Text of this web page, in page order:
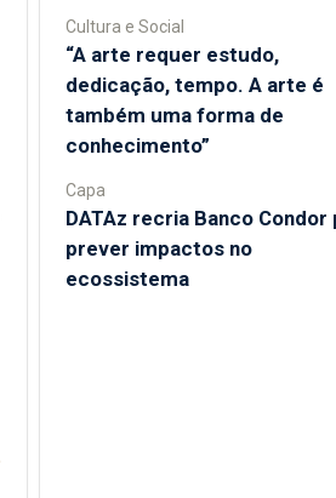
Cultura e Social
“A arte requer estudo,
dedicação, tempo. A arte é
também uma forma de
conhecimento”
Capa
DATAz recria Banco Condor
prever impactos no
ecossistema